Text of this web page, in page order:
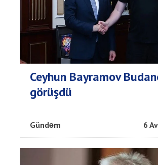
Ceyhun Bayramov
görüşdü
Gündəm 6